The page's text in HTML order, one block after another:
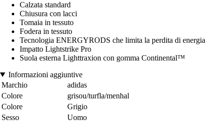
Calzata standard
Chiusura con lacci
Tomaia in tessuto
Fodera in tessuto
Tecnologia ENERGYRODS che limita la perdita di energia
Impatto Lightstrike Pro
Suola esterna Lighttraxion con gomma Continental™
Informazioni aggiuntive
Marchio
adidas
Colore
grisou/turfla/menhal
Colore
Grigio
Sesso
Uomo